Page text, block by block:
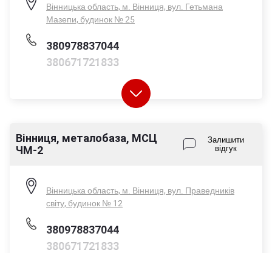
Вінницька область, м. Вінниця, вул. Гетьмана
Мазепи, будинок № 25
380978837044
380671721833
Пн-Пт - 08:00-17:00
Вінниця, металобаза, МСЦ
ЧМ-2
Залишити
відгук
Вінницька область, м. Вінниця, вул. Праведників
світу, будинок № 12
380978837044
380671721833